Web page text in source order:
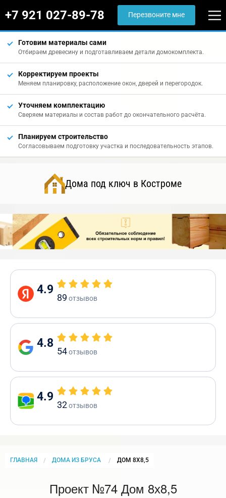
+7 921 027-89-78 Перезвоните мне
Готовим материалы сами
Отбираем древесину и подготавливаем детали домокомплекта.
Корректируем проекты
Меняем планировку, расположение окон, дверей и перегородок.
Уточняем комплектацию
Сверяем материалы и состав работ до окончательного расчёта.
Планируем строительство
Согласовываем подготовку участка и последовательность этапов.
Дома под ключ в Костроме
4.9
89 отзывов
4.8
54отзывов
4.9
32отзывов
ГЛАВНАЯ ДОМА ИЗ БРУСА CURRENT:
ДОМ 8Х8,5
Проект №74 Дом 8х8,5